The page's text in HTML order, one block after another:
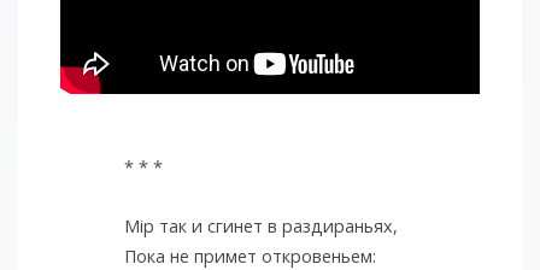
* * *
Мiр так и сгинет в раздираньях,
Пока не примет откровеньем: